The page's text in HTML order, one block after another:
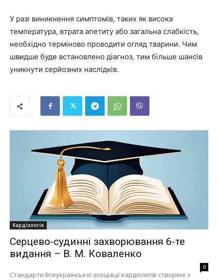
У разі виникнення симптомів, таких як висока
температура, втрата апетиту або загальна слабкість,
необхідно терміново проводити огляд тварини. Чим
швидше буде встановлено діагноз, тим більше шансів
уникнути серйозних наслідків.
Кардіологія
Серцево-судинні захворювання 6-те
видання – В. М. Коваленко
0
Стандарти Всеукраїнської асоціації кардіологів створені з